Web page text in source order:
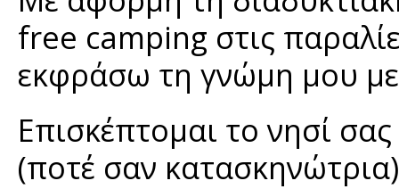
free camping στις
εκφράσω τη γνώμη μου με
Επισκέπτομαι το νησί
(ποτέ σαν